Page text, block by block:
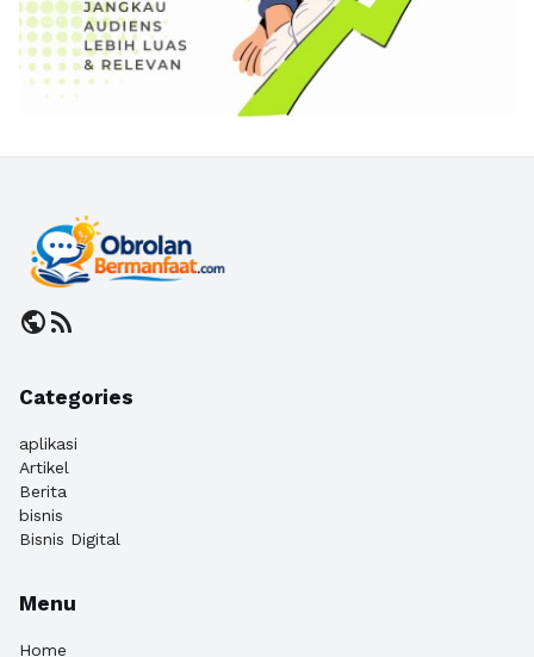
publicrss_feed
Categories
aplikasi
Artikel
Berita
bisnis
Bisnis Digital
Menu
Home